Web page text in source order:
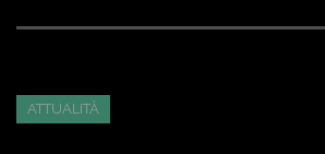
ATTUALITÀ